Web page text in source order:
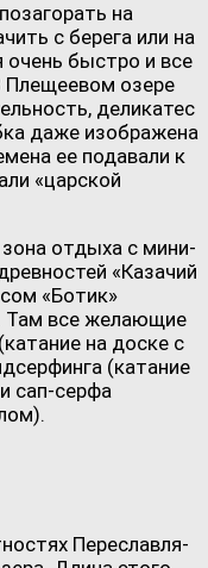
на
с берега или на
очень быстро и все
Плещеевом озере
деликатес
даже изображена
ее подавали к
«царской
отдыха с мини-
«Казачий
«Ботик»
Там все желающие
на доске с
(катание
сап-серфа
Переславля-